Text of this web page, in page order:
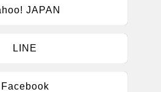
JAPAN
LINE
Facebook